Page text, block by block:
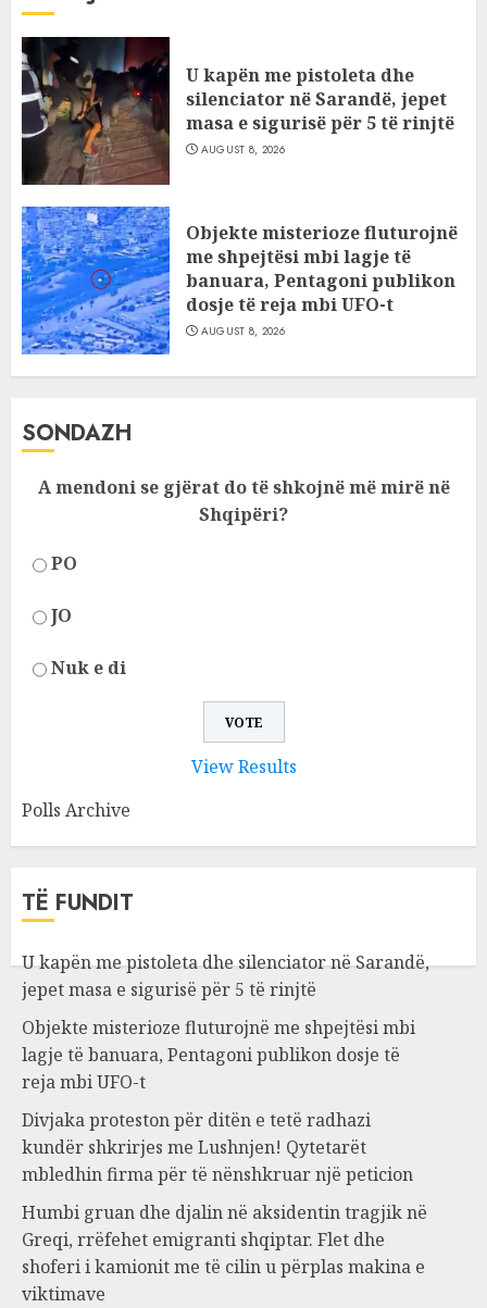
U kapën me pistoleta dhe
silenciator në Sarandë, jepet
masa e sigurisë për 5 të rinjtë
AUGUST 8, 2026
Objekte misterioze fluturojnë
me shpejtësi mbi lagje të
banuara, Pentagoni publikon
dosje të reja mbi UFO-t
AUGUST 8, 2026
SONDAZH
A mendoni se gjërat do të shkojnë më mirë në
Shqipëri?
PO
JO
Nuk e di
View Results
Polls Archive
TË FUNDIT
U kapën me pistoleta dhe silenciator në Sarandë,
jepet masa e sigurisë për 5 të rinjtë
Objekte misterioze fluturojnë me shpejtësi mbi
lagje të banuara, Pentagoni publikon dosje të
reja mbi UFO-t
Divjaka proteston për ditën e tetë radhazi
kundër shkrirjes me Lushnjen! Qytetarët
mbledhin firma për të nënshkruar një peticion
Humbi gruan dhe djalin në aksidentin tragjik në
Greqi, rrëfehet emigranti shqiptar. Flet dhe
shoferi i kamionit me të cilin u përplas makina e
viktimave